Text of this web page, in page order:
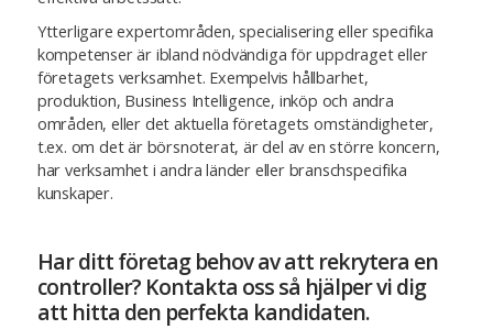
Ytterligare expertområden, specialisering eller specifika
kompetenser är ibland nödvändiga för uppdraget eller
företagets verksamhet. Exempelvis hållbarhet,
produktion, Business Intelligence, inköp och andra
områden, eller det aktuella företagets omständigheter,
t.ex. om det är börsnoterat, är del av en större koncern,
har verksamhet i andra länder eller branschspecifika
kunskaper.
Har ditt företag behov av att rekrytera en
controller? Kontakta oss så hjälper vi dig
att hitta den perfekta kandidaten.